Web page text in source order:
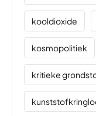
kooldioxide
kosmopolitiek
kritieke